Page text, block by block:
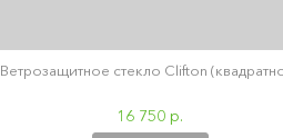
Ветрозащитное стекло Clifton
16 750 р.